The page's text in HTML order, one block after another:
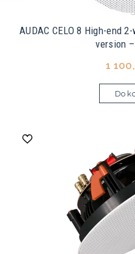
AUDAC CELO 8 High-end
version
1
Do